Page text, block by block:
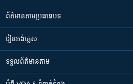
ព័ត៌មាន​តាមប្រធានបទ​
រៀន​​អង់គ្លេស
ទទួល​ព័ត៌មាន​តាម